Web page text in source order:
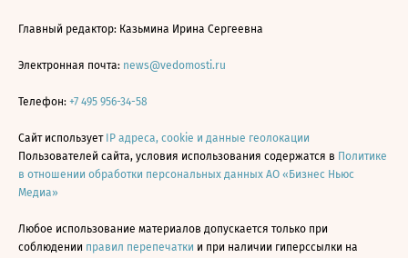
Главный редактор: Казьмина Ирина Сергеевна
Электронная почта: news@vedomosti.ru
Телефон: +7 495 956-34-58
Сайт использует IP адреса, cookie и данные геолокации
Пользователей сайта, условия использования содержатся в Политике
в отношении обработки персональных данных АО «Бизнес Ньюс
Медиа»
Любое использование материалов допускается только при
соблюдении правил перепечатки и при наличии гиперссылки на